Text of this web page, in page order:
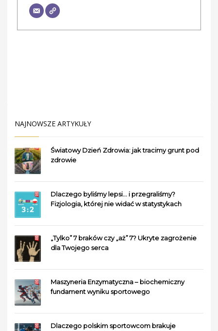
NAJNOWSZE ARTYKUŁY
Światowy Dzień Zdrowia: jak tracimy grunt pod
zdrowie
Dlaczego byliśmy lepsi… i przegraliśmy?
Fizjologia, której nie widać w statystykach
„Tylko” 7 braków czy „aż” 7? Ukryte zagrożenie
dla Twojego serca
Maszyneria Enzymatyczna – biochemiczny
fundament wyniku sportowego
Dlaczego polskim sportowcom brakuje